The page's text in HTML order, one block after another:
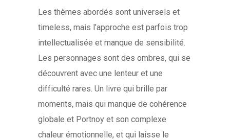
Les thèmes abordés sont universels et
timeless, mais l’approche est parfois trop
intellectualisée et manque de sensibilité.
Les personnages sont des ombres, qui se
découvrent avec une lenteur et une
difficulté rares. Un livre qui brille par
moments, mais qui manque de cohérence
globale et Portnoy et son complexe
chaleur émotionnelle, et qui laisse le